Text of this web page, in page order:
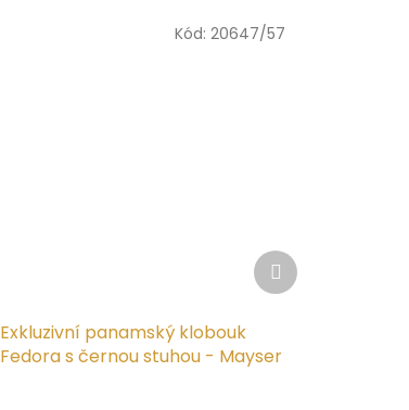
Exkluzivní panamský klobouk
Fedora s černou stuhou - Mayser
Kód: 20647/57
Další
produkt